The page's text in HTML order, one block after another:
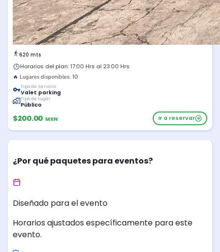
620 mts
Horarios del plan: 17:00 Hrs al 23:00 Hrs
🔥 Lugares disponibles: 10
Tipo de servicio
Valet parking
Tipo de lugar
Público
$200.00 MXN Ir a reservar
¿Por qué paquetes para eventos?
Diseñado para el evento
Horarios ajustados específicamente para este
evento.